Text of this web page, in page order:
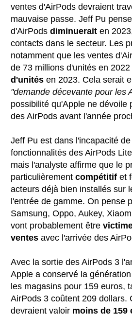
ventes d'AirPods devraient
mauvaise passe. Jeff Pu
d'AirPodsdiminuerait en
contacts dans le secteur. Les
notamment que les ventes
de 73 millions d'unités en
d'unités en 2023. Cela serait
"demande décevante pour les
possibilité qu'Apple ne dévoile
des AirPods avant l'année
Jeff Pu est dans l'incapacité
fonctionnalités des AirPods
mais l'analyste affirme que le
particulièrementcompétitif et
acteurs déjà bien installés sur
l'entrée de gamme. On pense
Samsung, Oppo, Aukey,
vont probablement être
ventes avec l'arrivée des
Avec la sortie des AirPods 3
Apple a conservé la
les magasins pour 159 euros,
AirPods 3 coûtent 209 dollars.
devraient valoir moins de 159